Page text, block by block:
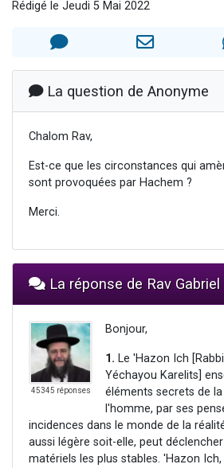
30 personnes viennent de faire
12 nouvelles
Rédigé le Jeudi 5 Mai 2022
La question de Anonyme
Chalom Rav,
Est-ce que les circonstances qui
sont provoquées par Hachem ?
Merci.
La réponse de Rav Gabriel
45345 réponses
Bonjour,
1. Le 'Hazon Ich
Yéchayou Karelits]
éléments secrets de
l'homme, par ses
incidences dans le monde de la
aussi légère soit-elle, peut
matériels les plus stables. 'Hazon